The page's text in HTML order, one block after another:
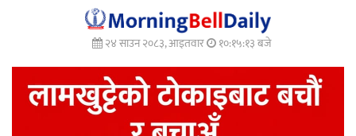
२४ साउन २०८३, आइतवार १०:१५:१६ बजे